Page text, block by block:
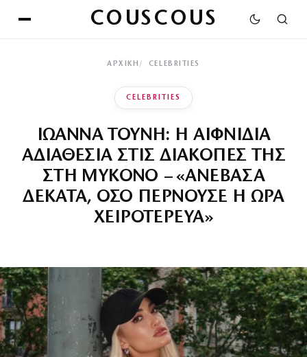
COUSCOUS
ΑΡΧΙΚΉ CELEBRITIES
CELEBRITIES
ΙΩΑΝΝΑ ΤΟΥΝΗ: Η ΑΙΦΝΙΔΙΑ
ΑΔΙΑΘΕΣΙΑ ΣΤΙΣ ΔΙΑΚΟΠΕΣ ΤΗΣ
ΣΤΗ ΜΥΚΟΝΟ – «ΑΝΕΒΑΣΑ
ΔΕΚΑΤΑ, ΟΣΟ ΠΕΡΝΟΥΣΕ Η ΩΡΑ
ΧΕΙΡΟΤΕΡΕΥΑ»